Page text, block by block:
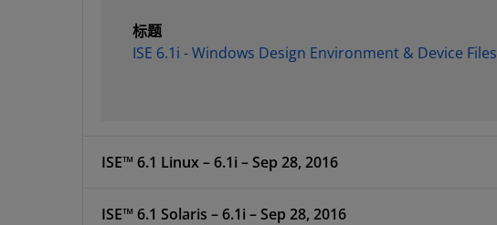
标题
ISE 6.1i - Windows Design Environment & Device Files
ISE™ 6.1 Linux – 6.1i – Sep 28, 2016
ISE™ 6.1 Solaris – 6.1i – Sep 28, 2016